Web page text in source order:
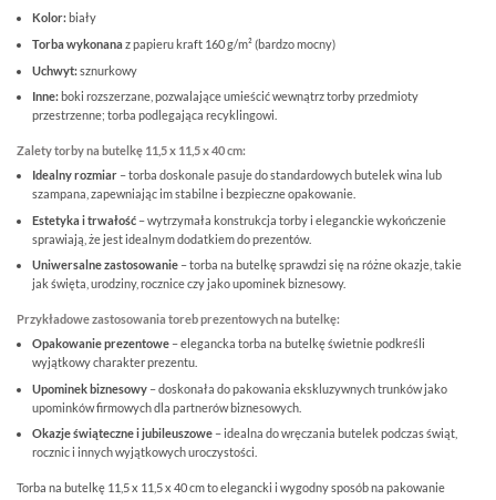
Kolor: biały
Torba wykonanaz papieru kraft 160 g/m² (bardzo mocny)
Uchwyt:sznurkowy
Inne: boki rozszerzane, pozwalające umieścić wewnątrz torby przedmioty
przestrzenne; torba podlegająca recyklingowi.
Zalety torby na butelkę 11,5 x 11,5 x 40 cm:
Idealny rozmiar – torba doskonale pasuje do standardowych butelek wina lub
szampana, zapewniając im stabilne i bezpieczne opakowanie.
Estetyka i trwałość – wytrzymała konstrukcja torby i eleganckie wykończenie
sprawiają, że jest idealnym dodatkiem do prezentów.
Uniwersalne zastosowanie – torba na butelkę sprawdzi się na różne okazje, takie
jak święta, urodziny, rocznice czy jako upominek biznesowy.
Przykładowe zastosowania toreb prezentowych na butelkę:
Opakowanie prezentowe – elegancka torba na butelkę świetnie podkreśli
wyjątkowy charakter prezentu.
Upominek biznesowy – doskonała do pakowania ekskluzywnych trunków jako
upominków firmowych dla partnerów biznesowych.
Okazje świąteczne i jubileuszowe – idealna do wręczania butelek podczas świąt,
rocznic i innych wyjątkowych uroczystości.
Torba na butelkę 11,5 x 11,5 x 40 cm to elegancki i wygodny sposób na pakowanie